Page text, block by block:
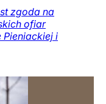
zgoda na
ofiar
Pieniackiej i